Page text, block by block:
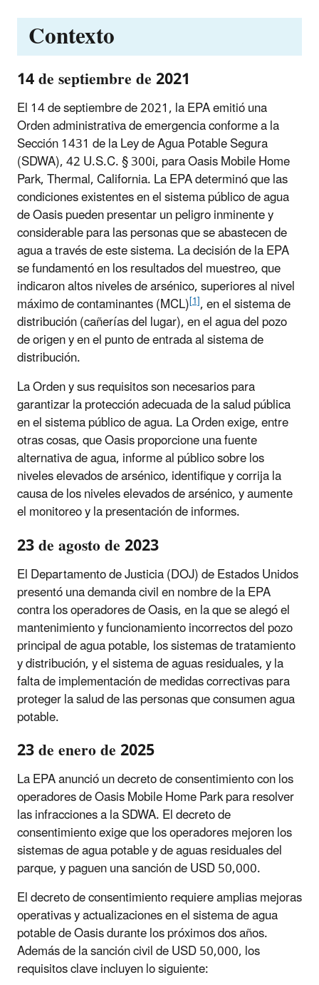
Contexto
14 de septiembre de 2021
El 14 de septiembre de 2021, la EPA emitió una
Orden administrativa de emergencia conforme a la
Sección 1431 de la Ley de Agua Potable Segura
(SDWA), 42 U.S.C. § 300i, para Oasis Mobile Home
Park, Thermal, California. La EPA determinó que las
condiciones existentes en el sistema público de agua
de Oasis pueden presentar un peligro inminente y
considerable para las personas que se abastecen de
agua a través de este sistema. La decisión de la EPA
se fundamentó en los resultados del muestreo, que
indicaron altos niveles de arsénico, superiores al nivel
máximo de contaminantes (MCL)[1], en el sistema de
distribución (cañerías del lugar), en el agua del pozo
de origen y en el punto de entrada al sistema de
distribución.
La Orden y sus requisitos son necesarios para
garantizar la protección adecuada de la salud pública
en el sistema público de agua. La Orden exige, entre
otras cosas, que Oasis proporcione una fuente
alternativa de agua, informe al público sobre los
niveles elevados de arsénico, identifique y corrija la
causa de los niveles elevados de arsénico, y aumente
el monitoreo y la presentación de informes.
23 de agosto de 2023
El Departamento de Justicia (DOJ) de Estados Unidos
presentó una demanda civil en nombre de la EPA
contra los operadores de Oasis, en la que se alegó el
mantenimiento y funcionamiento incorrectos del pozo
principal de agua potable, los sistemas de tratamiento
y distribución, y el sistema de aguas residuales, y la
falta de implementación de medidas correctivas para
proteger la salud de las personas que consumen agua
potable.
23 de enero de 2025
La EPA anunció un decreto de consentimiento con los
operadores de Oasis Mobile Home Park para resolver
las infracciones a la SDWA. El decreto de
consentimiento exige que los operadores mejoren los
sistemas de agua potable y de aguas residuales del
parque, y paguen una sanción de USD 50,000.
El decreto de consentimiento requiere amplias mejoras
operativas y actualizaciones en el sistema de agua
potable de Oasis durante los próximos dos años.
Además de la sanción civil de USD 50,000, los
requisitos clave incluyen lo siguiente: